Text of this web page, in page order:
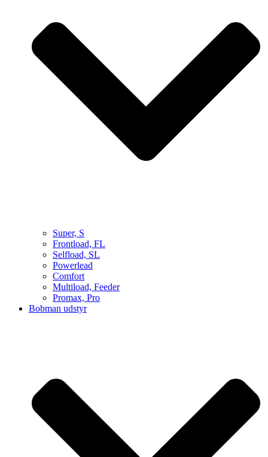
Super, S
Frontload, FL
Selfload, SL
Powerlead
Comfort
Multiload, Feeder
Promax, Pro
Bobman udstyr